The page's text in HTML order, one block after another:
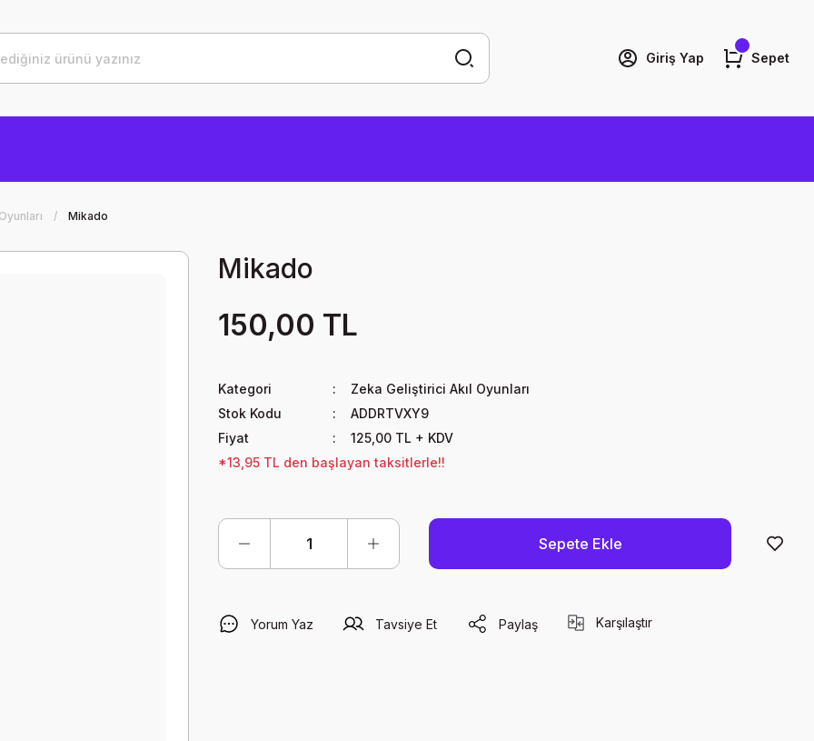
Giriş Yap Sepet
Mikado
Mikado
150,00 TL
Kategori
Zeka Geliştirici Akıl Oyunları
Stok Kodu
ADDRTVXY9
Fiyat
125,00 TL + KDV
*13,95 TL den başlayan taksitlerle!!
Sepete Ekle
Yorum Yaz Tavsiye Et Paylaş Karşılaştır